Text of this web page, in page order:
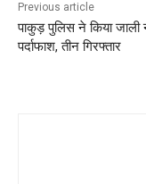
Previous article
पाकुड़ पुलिस ने किया जाली
पर्दाफाश, तीन गिरफ्तार